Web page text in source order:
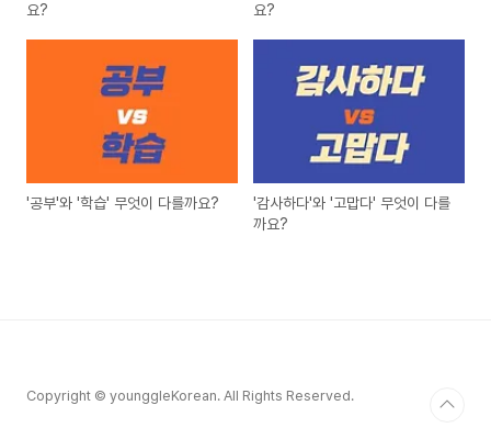
요?
요?
'공부'와 '학습' 무엇이 다를까요?
'감사하다'와 '고맙다' 무엇이 다를
까요?
Copyright © younggleKorean. All Rights Reserved.